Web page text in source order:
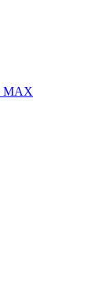
MAX